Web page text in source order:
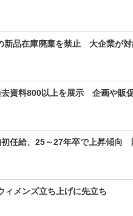
新品在庫廃棄を禁止 大企業が対
去資料800以上を展示 企画や販
初任給、25～27年卒で上昇傾向
ィメンズ立ち上げに先立ち